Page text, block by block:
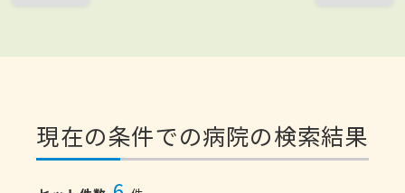
現在の条件での病院の検索結果